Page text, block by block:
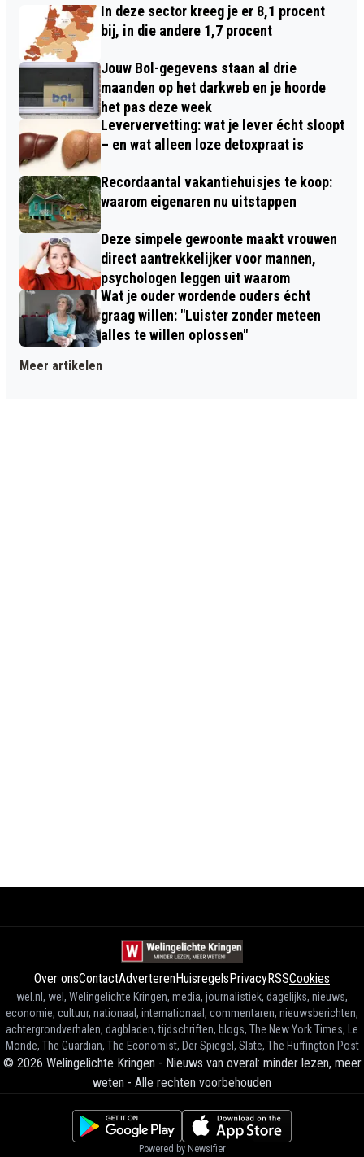
In deze sector kreeg je er 8,1 procent
bij, in die andere 1,7 procent
Jouw Bol-gegevens staan al drie
maanden op het darkweb en je hoorde
het pas deze week
Leververvetting: wat je lever écht sloopt
– en wat alleen loze detoxpraat is
Recordaantal vakantiehuisjes te koop:
waarom eigenaren nu uitstappen
Deze simpele gewoonte maakt vrouwen
direct aantrekkelijker voor mannen,
psychologen leggen uit waarom
Wat je ouder wordende ouders écht
graag willen: "Luister zonder meteen
alles te willen oplossen"
Meer artikelen
Over onsContactAdverterenHuisregelsPrivacyRSSCookies
wel.nl, wel, Welingelichte Kringen, media, journalistiek, dagelijks, nieuws,
economie, cultuur, nationaal, internationaal, commentaren, nieuwsberichten,
achtergrondverhalen, dagbladen, tijdschriften, blogs, The New York Times, Le
Monde, The Guardian, The Economist, Der Spiegel, Slate, The Huffington Post
© 2026 Welingelichte Kringen - Nieuws van overal: minder lezen, meer
weten - Alle rechten voorbehouden
Powered by Newsifier